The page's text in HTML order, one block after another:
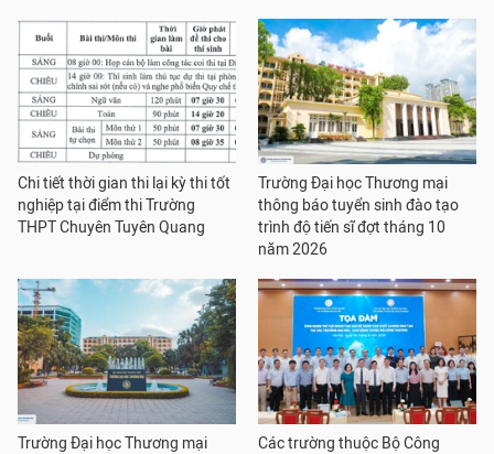
Chi tiết thời gian thi lại kỳ thi tốt
nghiệp tại điểm thi Trường
THPT Chuyên Tuyên Quang
Trường Đại học Thương mại
thông báo tuyển sinh đào tạo
trình độ tiến sĩ đợt tháng 10
năm 2026
Trường Đại học Thương mại
Các trường thuộc Bộ Công